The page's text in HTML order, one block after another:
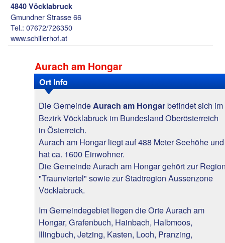
4840 Vöcklabruck
Gmundner Strasse 66
Tel.: 07672/726350
www.schillerhof.at
Aurach am Hongar
Ort Info
Die GemeindeAurach am Hongarbefindet sich im
Bezirk Vöcklabruck im Bundesland Oberösterreich
in Österreich.
Aurach am Hongar liegt auf 488 Meter Seehöhe und
hat ca. 1600 Einwohner.
Die Gemeinde Aurach am Hongar gehört zur
"Traunviertel" sowie zur Stadtregion Aussenzone
Vöcklabruck.
Im Gemeindegebiet liegen die Orte Aurach am
Hongar, Grafenbuch, Hainbach, Halbmoos,
Illingbuch, Jetzing, Kasten, Looh, Pranzing,